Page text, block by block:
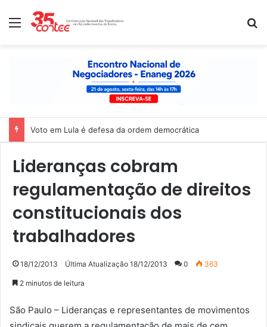
Menu
Voto em Lula é defesa da ordem democrática
Lideranças cobram
regulamentação de direitos
constitucionais dos
trabalhadores
18/12/2013 Última Atualização 18/12/2013 0 363
2 minutos de leitura
São Paulo – Lideranças e representantes de movimentos